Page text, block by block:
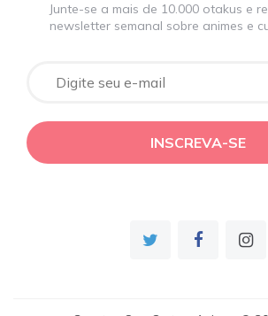
Junte-se a mais de 10.000 otakus e
newsletter semanal sobre animes e